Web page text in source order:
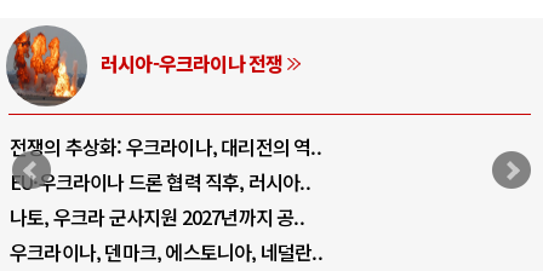
러시아-우크라이나 전쟁
전쟁의 추상화: 우크라이나, 대리전의 역..
EU·우크라이나 드론 협력 직후, 러시아..
나토, 우크라 군사지원 2027년까지 공..
우크라이나, 덴마크, 에스토니아, 네덜란..